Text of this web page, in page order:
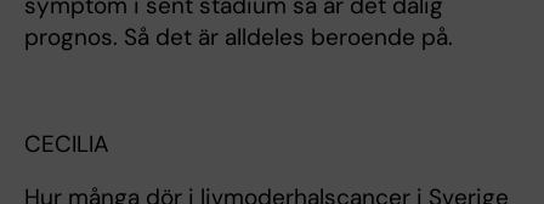
prognos. Så det är alldeles beroende på.
CECILIA
Hur många dör i livmoderhalscancer i Sverige